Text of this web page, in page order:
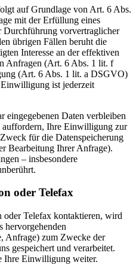
auf Grundlage von Art. 6 Abs.
mit der Erfüllung eines
Durchführung vorvertraglicher
übrigen Fällen beruht die
Interesse an der effektiven
Anfragen (Art. 6 Abs. 1 lit. f
(Art. 6 Abs. 1 lit. a DSGVO)
ist jederzeit
Daten verbleiben
auffordern, Ihre Einwilligung zur
für die Datenspeicherung
Bearbeitung Ihrer Anfrage).
– insbesondere
oder Telefax
Telefax kontaktieren, wird
hervorgehenden
Anfrage) zum Zwecke der
gespeichert und verarbeitet.
Ihre Einwilligung weiter.